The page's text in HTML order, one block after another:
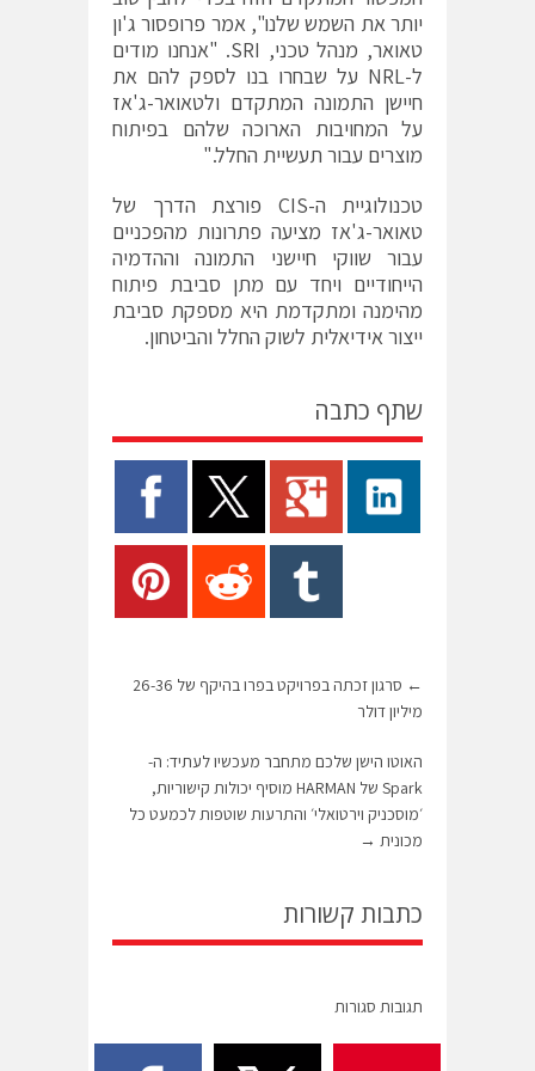
יותר את השמש שלנו", אמר פרופסור ג'ון
טאואר, מנהל טכני, SRI. "אנחנו מודים
ל-NRL על שבחרו בנו לספק להם את
חיישן התמונה המתקדם ולטאואר-ג'אז
על המחויבות הארוכה שלהם בפיתוח
מוצרים עבור תעשיית החלל."
טכנולוגיית ה-CIS פורצת הדרך של
טאואר-ג'אז מציעה פתרונות מהפכניים
עבור שווקי חיישני התמונה וההדמיה
הייחודיים ויחד עם מתן סביבת פיתוח
מהימנה ומתקדמת היא מספקת סביבת
ייצור אידיאלית לשוק החלל והביטחון.
שתף כתבה
←
סרגון זכתה בפרויקט בפרו בהיקף של 26-36
מיליון דולר
האוטו הישן שלכם מתחבר מעכשיו לעתיד: ה-
Spark של HARMAN מוסיף יכולות קישוריות,
׳מוסכניק וירטואלי׳ והתרעות שוטפות לכמעט כל
מכונית →
כתבות קשורות
תגובות סגורות